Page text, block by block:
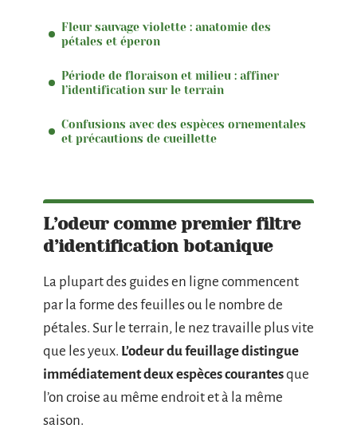
Fleur sauvage violette : anatomie des
pétales et éperon
Période de floraison et milieu : affiner
l’identification sur le terrain
Confusions avec des espèces ornementales
et précautions de cueillette
L’odeur comme premier filtre
d’identification botanique
La plupart des guides en ligne commencent
par la forme des feuilles ou le nombre de
pétales. Sur le terrain, le nez travaille plus vite
que les yeux. L’odeur du feuillage distingue
immédiatement deux espèces courantesque
l’on croise au même endroit et à la même
saison.